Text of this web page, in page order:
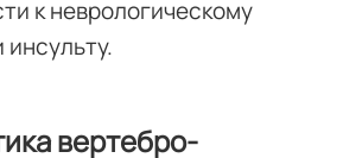
к неврологическому
вертебро-